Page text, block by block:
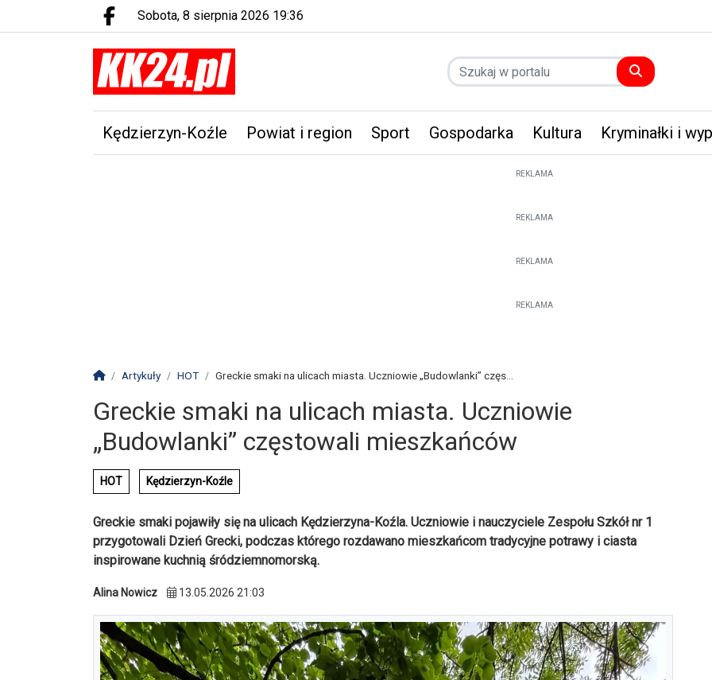
Facebook.com
sobota, 8 sierpnia 2026 19:36
Kędzierzyn-Koźle Powiat i region Sport Gospodarka Kultura Kryminałki i
REKLAMA
REKLAMA
REKLAMA
REKLAMA
Strona główna
Artykuły HOT Greckie smaki na ulicach miasta. Uczniowie „Budowlanki” częs...
Greckie smaki na ulicach miasta. Uczniowie
„Budowlanki” częstowali mieszkańców
HOT Kędzierzyn-Koźle
Greckie smaki pojawiły się na ulicach Kędzierzyna-Koźla. Uczniowie i nauczyciele Zespołu Szkół nr 1
przygotowali Dzień Grecki, podczas którego rozdawano mieszkańcom tradycyjne potrawy i ciasta
inspirowane kuchnią śródziemnomorską.
Alina Nowicz 13.05.2026 21:03